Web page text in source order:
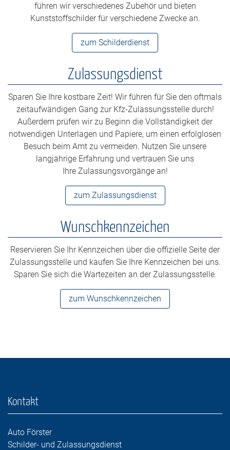
führen wir verschiedenes Zubehör und bieten
Kunststoffschilder für verschiedene Zwecke an.
zum Schilderdienst
Zulassungsdienst
Sparen Sie Ihre kostbare Zeit! Wir führen für Sie den oftmals
zeitaufwändigen Gang zur Kfz-Zulassungsstelle durch!
Außerdem prüfen wir zu Beginn die Vollständigkeit der
notwendigen Unterlagen und Papiere, um einen erfolglosen
Besuch beim Amt zu vermeiden. Nutzen Sie unsere
langjährige Erfahrung und vertrauen Sie uns
Ihre Zulassungsvorgänge an!
zum Zulassungsdienst
Wunschkennzeichen
Reservieren Sie Ihr Kennzeichen über die offizielle Seite der
Zulassungsstelle und kaufen Sie Ihre Kennzeichen bei uns.
Sparen Sie sich die Wartezeiten an der Zulassungsstelle.
zum Wunschkennzeichen
Kontakt
Auto Förster
Schilder- und Zulassungsdienst